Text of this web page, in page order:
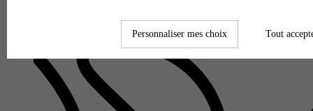
Personnaliser mes choix Tout